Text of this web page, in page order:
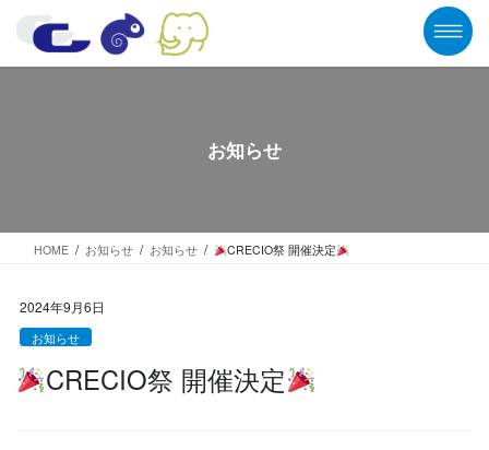
お知らせ
HOME お知らせ お知らせ CRECIO祭 開催決定
2024年9月6日
お知らせ
CRECIO祭 開催決定